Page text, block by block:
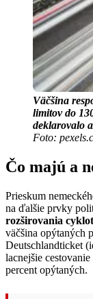
Väčšina
limitov do
deklarovalo
Foto:
Čo majú a
Prieskum
na ďalšie prvky
rozširovania
väčšina opýtaných
Deutschlandticket
lacnejšie
percent opýtaných.